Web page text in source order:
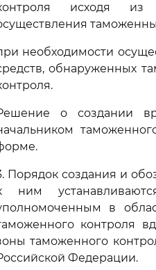
исходя из
необходимости
обнаруженных
о создании
Порядок создания и
ним
в
контроля
таможенного
Федерации.